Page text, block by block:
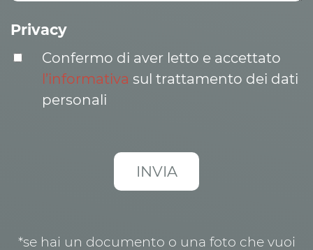
Privacy
Confermo di aver letto e accettato
l’informativa sul trattamento dei dati
personali
*se hai un documento o una foto che vuoi